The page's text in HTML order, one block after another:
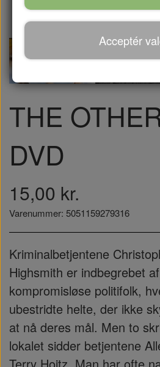
THE
DVD
15,00 kr.
Varenummer: 5051159279316
Kriminalbetjentene
Highsmith er indbegrebet
kompromisløse politifolk,
ubestridte helte, der ikke
at nå deres mål. Men to
lokalet sidder betjentene
Acceptér